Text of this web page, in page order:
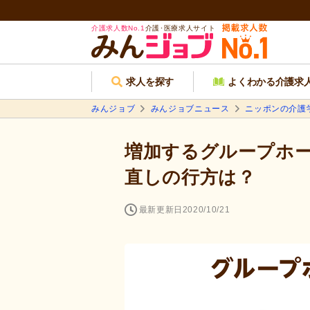
介護求人数No.1 介護･医療求人サイト
求人を探す よくわかる介護求
みんジョブ みんジョブニュース ニッポンの介護
増加するグループホ
直しの行方は？
最新更新日 2020/10/21